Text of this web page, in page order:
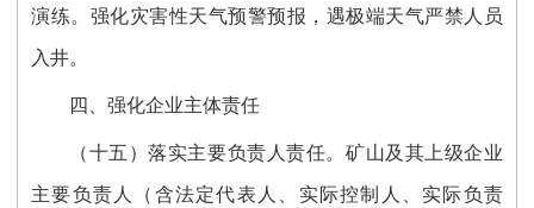
演练。强化灾害性天气预警预报，遇极端天气严禁人员
入井。
四、强化企业主体责任
（十五）落实主要负责人责任。矿山及其上级企业
主要负责人（含法定代表人、实际控制人、实际负责